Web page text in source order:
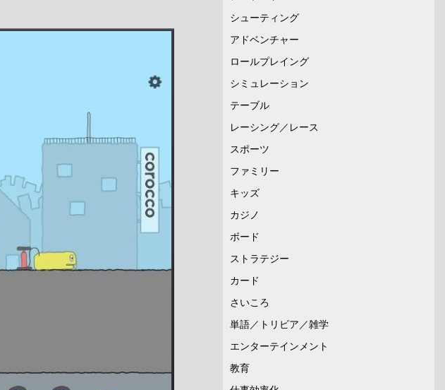
シューティング
アドベンチャー
ロールプレイング
シミュレーション
テーブル
レーシング／レース
スポーツ
ファミリー
キッズ
カジノ
ボード
ストラテジー
カード
さいころ
単語／トリビア／雑学
エンターテインメント
教育